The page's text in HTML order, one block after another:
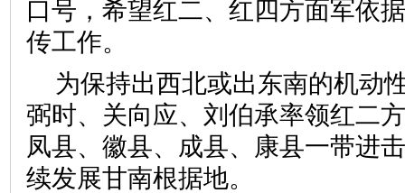
口号，希望红二、红四方面军依
传工作。
为保持出西北或出东南的机动
弼时、关向应、刘伯承率领红二
凤县、徽县、成县、康县一带进
续发展甘南根据地。